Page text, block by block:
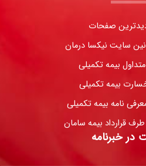
صفحات
سایت نیکسا درمان
بیمه تکمیلی
بیمه تکمیلی
نامه بیمه تکمیلی
طرف قرارداد بیمه سامان
در خبرنامه